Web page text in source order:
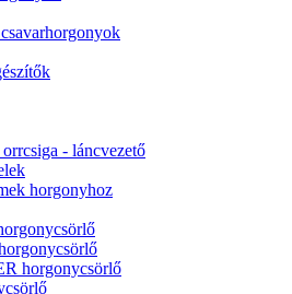
- láncvezető
horgonyhoz
horgonycsörlő